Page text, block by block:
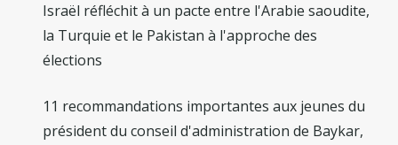
Israël réfléchit à un pacte entre l'Arabie saoudite,
la Turquie et le Pakistan à l'approche des
élections
11 recommandations importantes aux jeunes du
président du conseil d'administration de Baykar,